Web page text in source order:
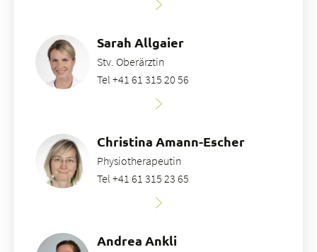
Sarah Allgaier
Stv. Oberärztin
Tel +41 61 315 20 56
Christina Amann-Escher
Physiotherapeutin
Tel +41 61 315 23 65
Andrea Ankli